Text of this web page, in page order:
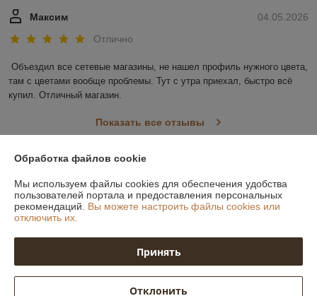
04.05.2026
Максим
Отлично
Объездил все сетевые магазины, не нашел профиль нужного цвета,
там с цветами вообще проблемы. Тут с утра приехал, быстро всё
купил. Отличный магазин.
Показать все отзывы
Контакты
Доставка и оплата
Обработка файлов cookie
Мы используем файлы cookies для обеспечения удобства
пользователей портала и предоставления персональных
рекомендаций. Вы можете настроить файлы cookies или
отключить их.
Принять
Отклонить